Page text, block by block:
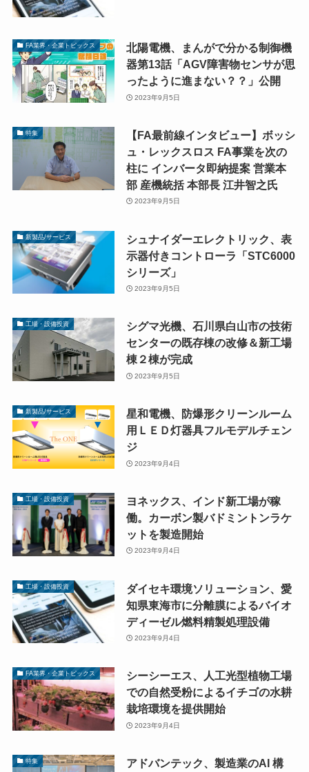
FA業界・企業トピックス
北陽電機、まんがで分かる制御機
器第13話「AGV障害物センサが思
ったように進まない？？」公開
2023年9月5日
特集
【FA最前線インタビュー】ボッシ
ュ・レックスロス FA事業を次の
柱に インバータ即納提案 営業本
部 産機統括 本部長 江井智之氏
2023年9月5日
新製品/サービス
シュナイダーエレクトリック、表
示器付きコントローラ「STC6000
シリーズ」
2023年9月5日
工場・設備投資
シグマ光機、石川県白山市の技術
センターの既存棟の改修＆新工場
棟２棟が完成
2023年9月5日
新製品/サービス
星和電機、防爆形クリーンルーム
用ＬＥＤ灯器具フルモデルチェン
ジ
2023年9月4日
工場・設備投資
ヨネックス、インド新工場が稼
働。カーボン製バドミントンラケ
ットを製造開始
2023年9月4日
工場・設備投資
ダイセキ環境ソリューション、愛
知県東海市に分離膜によるバイオ
ディーゼル燃料精製処理設備
2023年9月4日
FA業界・企業トピックス
シーシーエス、人工光型植物工場
での自然受粉によるイチゴの水耕
栽培環境を提供開始
2023年9月4日
特集
アドバンテック、製造業のAI 構